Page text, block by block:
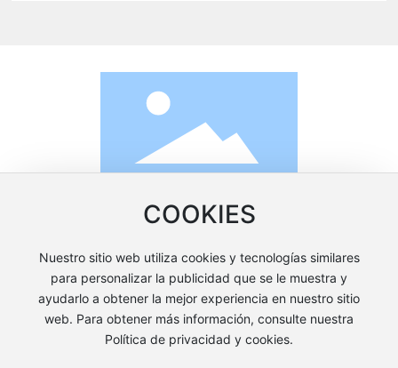
sobre este sitio web.
LTD.Guangdong ICP No. 09099801
Propowered por 300.cn
SEO
Política De Privacidad
COOKIES
Nuestro sitio web utiliza cookies y tecnologías similares
para personalizar la publicidad que se le muestra y
ayudarlo a obtener la mejor experiencia en nuestro sitio
web. Para obtener más información, consulte nuestra
Política de privacidad y cookies.
Licencia de negocio